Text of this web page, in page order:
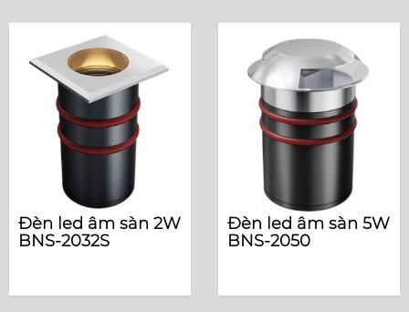
Đèn led âm sàn 2W
BNS-2032S
Đèn led âm sàn 5W
BNS-2050